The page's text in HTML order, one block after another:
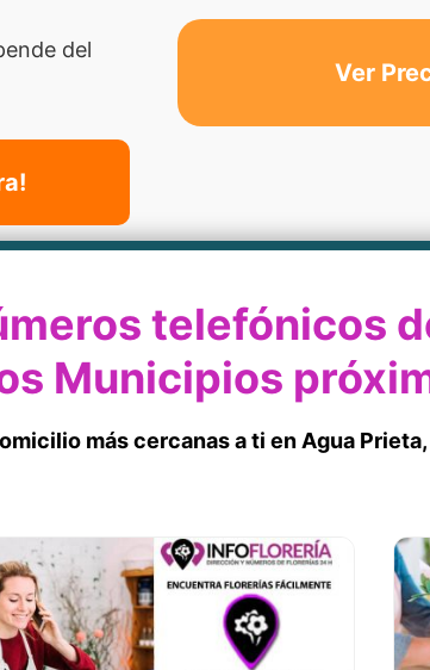
del
Ver
telefónicos
Municipios
más cercanas a ti en Agua Prieta,